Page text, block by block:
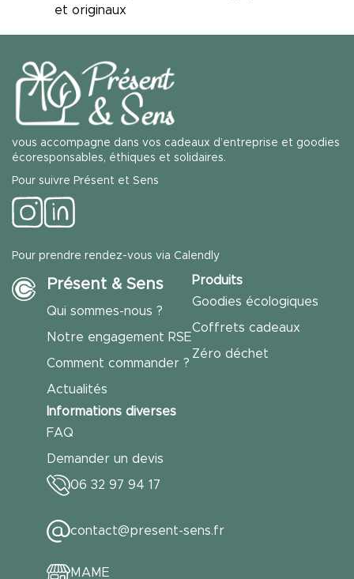
et originaux
vous accompagne dans vos cadeaux d’entreprise et goodies
écoresponsables, éthiques et solidaires.
Pour suivre Présent et Sens
Pour prendre rendez-vous via Calendly
Présent & Sens
Qui sommes-nous ?
Notre engagement RSE
Comment commander ?
Actualités
Produits
Goodies écologiques
Coffrets cadeaux
Zéro déchet
Informations diverses
FAQ
Demander un devis
06 32 97 94 17
contact@present-sens.fr
MAME